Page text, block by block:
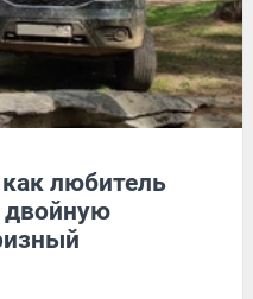
любитель
двойную